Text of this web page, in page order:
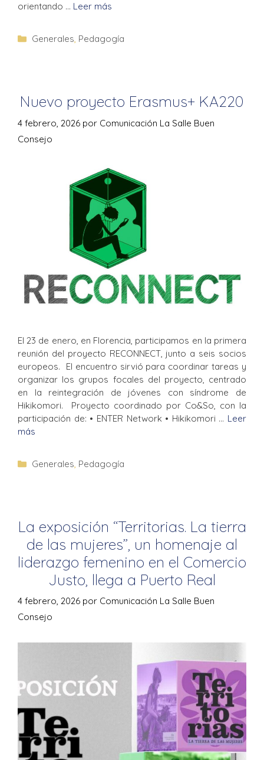
orientando … Leer más
Generales, Pedagogía
Nuevo proyecto Erasmus+ KA220
4 febrero, 2026 por Comunicación La Salle Buen
Consejo
El 23 de enero, en Florencia, participamos en la primera
reunión del proyecto RECONNECT, junto a seis socios
europeos. El encuentro sirvió para coordinar tareas y
organizar los grupos focales del proyecto, centrado
en la reintegración de jóvenes con síndrome de
Hikikomori. Proyecto coordinado por Co&So, con la
participación de: • ENTER Network • Hikikomori … Leer
más
Generales, Pedagogía
La exposición “Territorias. La tierra
de las mujeres”, un homenaje al
liderazgo femenino en el Comercio
Justo, llega a Puerto Real
4 febrero, 2026 por Comunicación La Salle Buen
Consejo